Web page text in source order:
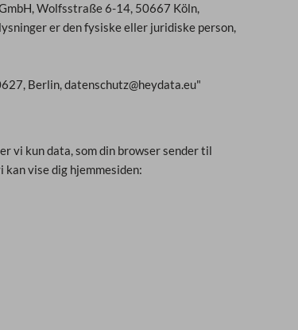
Wolfsstraße 6-14, 50667 Köln,
er den fysiske eller juridiske person,
Berlin, datenschutz@heydata.eu"
vi kun data, som din browser sender til
vise dig hjemmesiden: